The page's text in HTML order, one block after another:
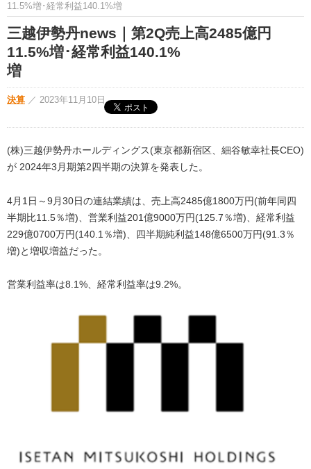
11.5%増･経常利益140.1%増
三越伊勢丹news｜第2Q売上高2485億円
11.5%増･経常利益140.1%
増
決算 ／ 2023年11月10日
(株)三越伊勢丹ホールディングス(東京都新宿区、細谷敏幸社長CEO)
が 2024年3月期第2四半期の決算を発表した。
4月1日～9月30日の連結業績は、売上高2485億1800万円(前年同四
半期比11.5％増)、営業利益201億9000万円(125.7％増)、経常利益
229億0700万円(140.1％増)、四半期純利益148億6500万円(91.3％
増)と増収増益だった。
営業利益率は8.1%、経常利益率は9.2%。